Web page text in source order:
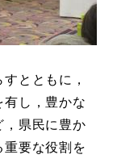
とともに，
し，豊かな
県民に豊か
要な役割を